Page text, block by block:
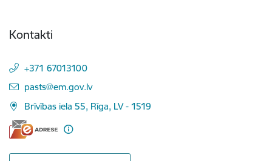
Kontakti
+371 67013100
E-pasts:
pasts@em.gov.lv
Brīvības iela 55, Rīga, LV - 1519